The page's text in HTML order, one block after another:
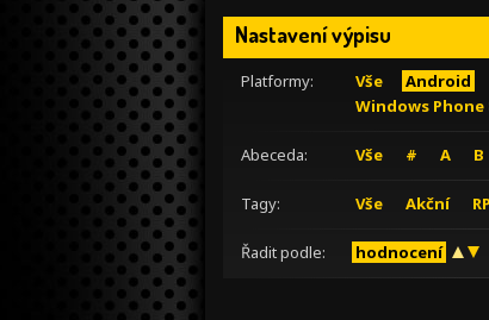
Nastavení výpisu
Platformy: Vše Android
Windows Phone
Abeceda: Vše # A B
Tagy: Vše Akční
Řadit podle: hodnocení